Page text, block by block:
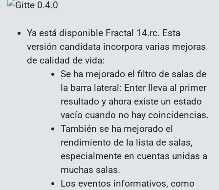
Ya está disponible Fractal 14.rc. Esta
versión candidata incorpora varias mejoras
de calidad de vida:
Se ha mejorado el filtro de salas de
la barra lateral: Enter lleva al primer
resultado y ahora existe un estado
vacío cuando no hay coincidencias.
También se ha mejorado el
rendimiento de la lista de salas,
especialmente en cuentas unidas a
muchas salas.
Los eventos informativos, como